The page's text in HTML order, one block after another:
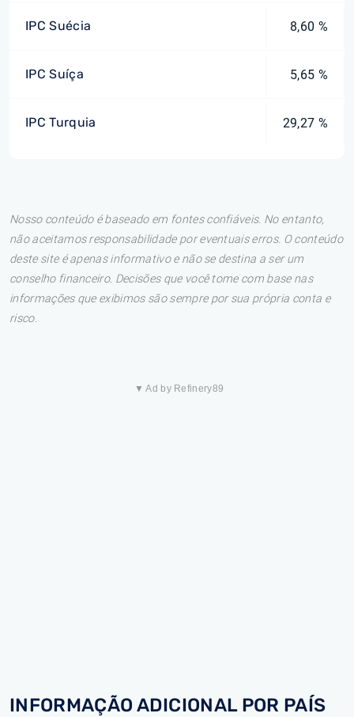
IPC Suécia 8,60 %
IPC Suíça 5,65 %
IPC Turquia 29,27 %
Nosso conteúdo é baseado em fontes confiáveis. No entanto,
não aceitamos responsabilidade por eventuais erros. O conteúdo
deste site é apenas informativo e não se destina a ser um
conselho financeiro. Decisões que você tome com base nas
informações que exibimos são sempre por sua própria conta e
risco.
▼ Ad by Refinery89
INFORMAÇÃO ADICIONAL POR PAÍS